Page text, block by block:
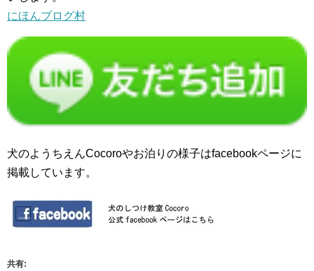
にほんブログ村
犬のようちえんCocoroやお泊りの様子はfacebookページに
掲載しています。
共有: